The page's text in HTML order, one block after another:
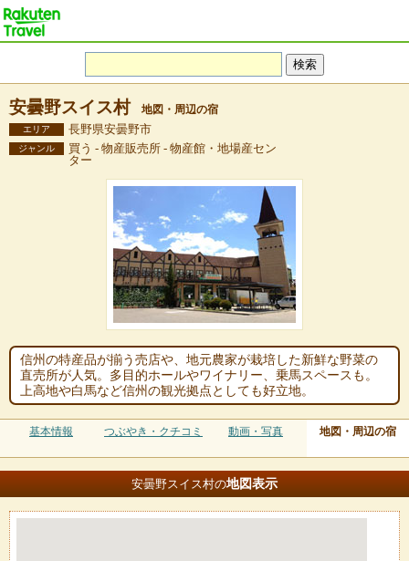
安曇野スイス村 地図・周辺の宿
エリア 長野県安曇野市
ジャンル
買う - 物産販売所 - 物産館・地場産セン
ター
信州の特産品が揃う売店や、地元農家が栽培した新鮮な野菜の
直売所が人気。多目的ホールやワイナリー、乗馬スペースも。
上高地や白馬など信州の観光拠点としても好立地。
基本情報 つぶやき・クチコミ 動画・写真 地図・周辺の宿
安曇野スイス村の地図表示